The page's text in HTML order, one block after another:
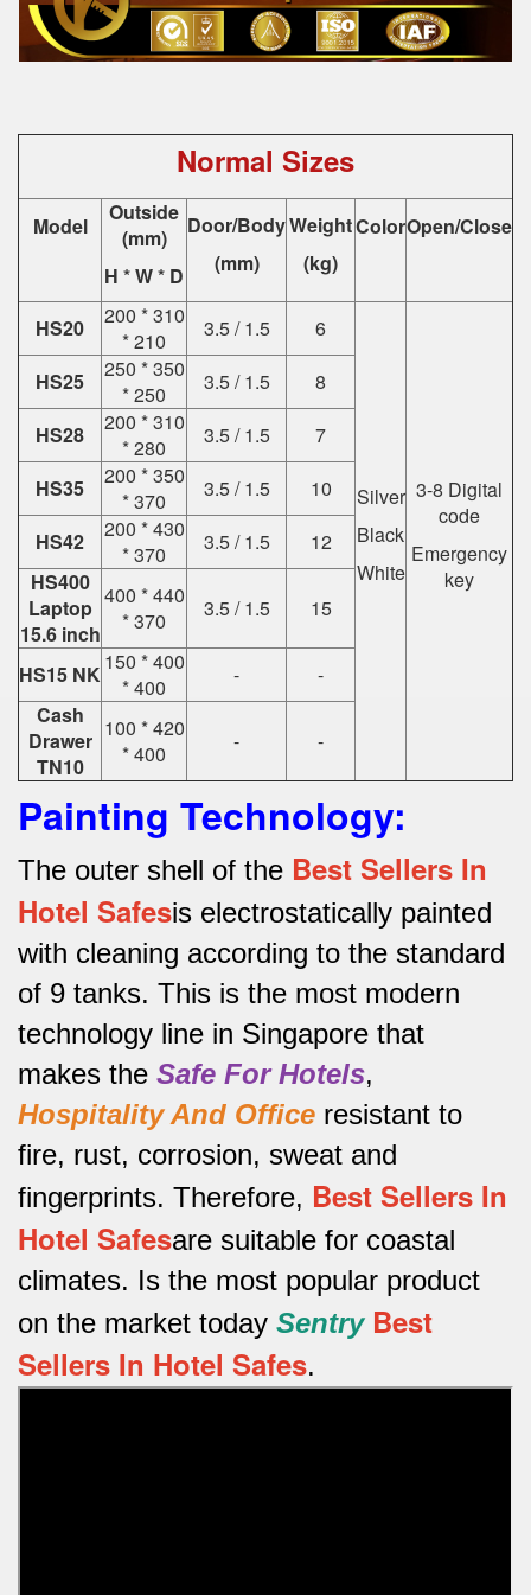
Normal Sizes
Model
Outside
(mm)
H * W * D
Door/Body
(mm)
Weight
(kg)
ColorOpen/Close
HS20
200 * 310
* 210
3.5 / 1.5 6
Silver
Black
White
3-8 Digital
code
Emergency
key
HS25
250 * 350
* 250
3.5 / 1.5
8
HS28
200 * 310
* 280
3.5 / 1.5
7
HS35
200 * 350
* 370
3.5 / 1.5
10
HS42
200 * 430
* 370
3.5 / 1.5
12
HS400
Laptop
15.6 inch
400 * 440
* 370
3.5 / 1.5 15
HS15 NK150 * 400
* 400
-
-
Cash
Drawer
TN10
100 * 420
* 400
- -
Painting Technology:
The outer shell of the Best Sellers In
Hotel Safesis electrostatically painted
with cleaning according to the standard
of 9 tanks. This is the most modern
technology line in Singapore that
makes the Safe For Hotels,
Hospitality And Office resistant to
fire, rust, corrosion, sweat and
fingerprints. Therefore, Best Sellers In
Hotel Safesare suitable for coastal
climates. Is the most popular product
on the market today Sentry Best
Sellers In Hotel Safes.